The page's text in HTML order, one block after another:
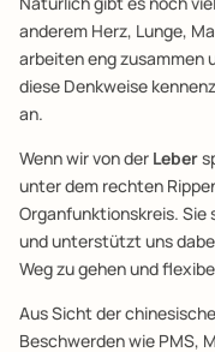
anderem Herz, Lunge,
arbeiten eng zusammen
diese Denkweise
an.
Wenn wir von der Leber
unter dem rechten
Organfunktionskreis. Sie
und unterstützt uns
Weg zu gehen und
Aus Sicht der
Beschwerden wie PMS,